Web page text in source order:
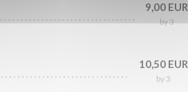
9,00 EUR
by 3
10,50 EUR
by 3